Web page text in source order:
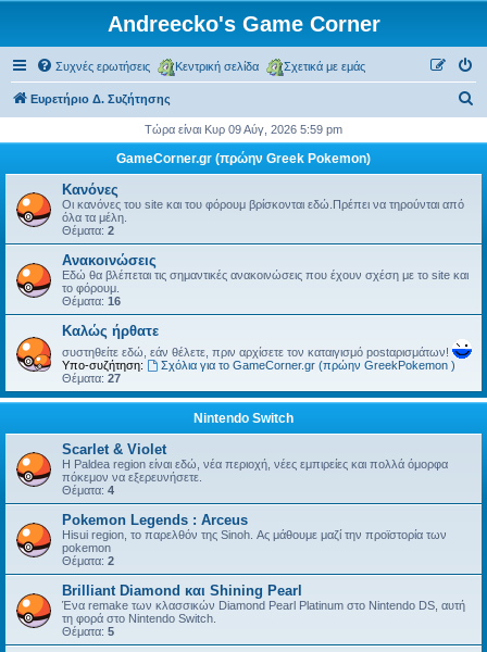
Andreecko's Game Corner
Συχνές ερωτήσεις Κεντρική σελίδα Σχετικά με εμάς
Ευρετήριο Δ. Συζήτησης
ζ
Τώρα είναι Κυρ 09 Αύγ, 2026 5:59 pm
GameCorner.gr (πρώην Greek Pokemon)
Κανόνες
Οι κανόνες του site και του φόρουμ βρίσκονται εδώ.Πρέπει να τηρούνται από
όλα τα μέλη.
Θέματα: 2
Ανακοινώσεις
Εδώ θα βλέπεται τις σημαντικές ανακοινώσεις που έχουν σχέση με το site και
το φόρουμ.
Θέματα: 16
Kαλώς ήρθατε
συστηθείτε εδώ, εάν θέλετε, πριν αρχίσετε τον καταιγισμό postαρισμάτων!
Υπο-συζήτηση:
Σχόλια για το GameCorner.gr (πρώην GreekPokemon )
Θέματα: 27
Nintendo Switch
Scarlet & Violet
Η Paldea region είναι εδώ, νέα περιοχή, νέες εμπιρείες και πολλά όμορφα
πόκεμον να εξερευνήσετε.
Θέματα: 4
Pokemon Legends : Arceus
Hisui region, το παρελθόν της Sinoh. Ας μάθουμε μαζί την προϊστορία των
pokemon
Θέματα: 2
Brilliant Diamond και Shining Pearl
Ένα remake των κλασσικών Diamond Pearl Platinum στο Nintendo DS, αυτή
τη φορά στο Nintendo Switch.
Θέματα: 5